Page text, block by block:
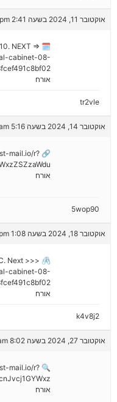
אוקטובר 11, 2024 בשעה 2:41 pm
NEXT =>
cabinet-08-
🗓
אורח
tr2vle
אוקטובר 14, 2024 בשעה 5:16 am
mail.io/r?
אורח
5wop90
אוקטובר 18, 2024 בשעה 1:08 pm
Next >>>
cabinet-08-
🖇
אורח
k4v8j2
אוקטובר 27, 2024 בשעה 8:02 am
mail.io/r?
אורח